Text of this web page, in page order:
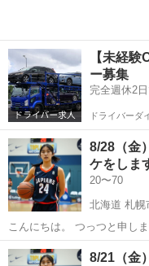
【未経
ー募集
完全週休2
ドライバーダ
8/28（金
ケをしま
20〜70
北海道 札幌
こんにちは。 つっつと申します。 全国で3,000名以上が所属
コミュニティの運営をしております。 8/28（金）
北海道 札幌市 バスケ
8/21（金